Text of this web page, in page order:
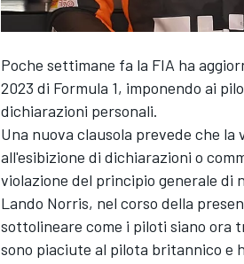
MONOPOSTO
Poche settimane fa la FIA ha
2023 di Formula 1, imponendo ai
dichiarazioni personali.
Una nuova clausola prevede che
all'esibizione di dichiarazioni o
violazione del principio generale di
Lando Norris, nel corso della
sottolineare come i piloti siano ora
sono piaciute al pilota britannico e